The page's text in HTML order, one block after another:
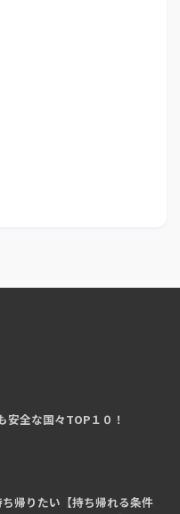
安全な国々TOP１０！
帰りたい【持ち帰れる条件